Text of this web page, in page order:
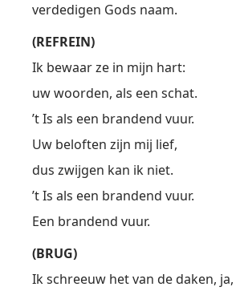
verdedigen Gods naam.
(REFREIN)
Ik bewaar ze in mijn hart:
uw woorden, als een schat.
’t Is als een brandend vuur.
Uw beloften zijn mij lief,
dus zwijgen kan ik niet.
’t Is als een brandend vuur.
Een brandend vuur.
(BRUG)
Ik schreeuw het van de daken,